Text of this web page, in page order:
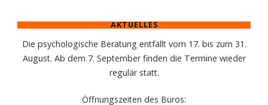
AKTUELLES
Die psychologische Beratung entfällt vom 17. bis zum 31.
August. Ab dem 7. September finden die Termine wieder
regulär statt.
Öffnungszeiten des Büros: